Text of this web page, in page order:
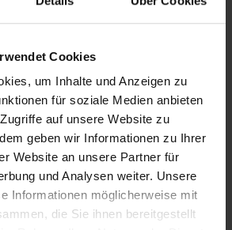
Cookies
um Inhalte und Anzeigen zu
für soziale Medien anbieten
auf unsere Website zu
geben wir Informationen zu Ihrer
Website an unsere Partner für
und Analysen weiter. Unsere
Informationen möglicherweise mit
die Sie ihnen bereitgestellt
Defined Networking)
VM's voor maximale
voor
zonder opnieuw opstarten